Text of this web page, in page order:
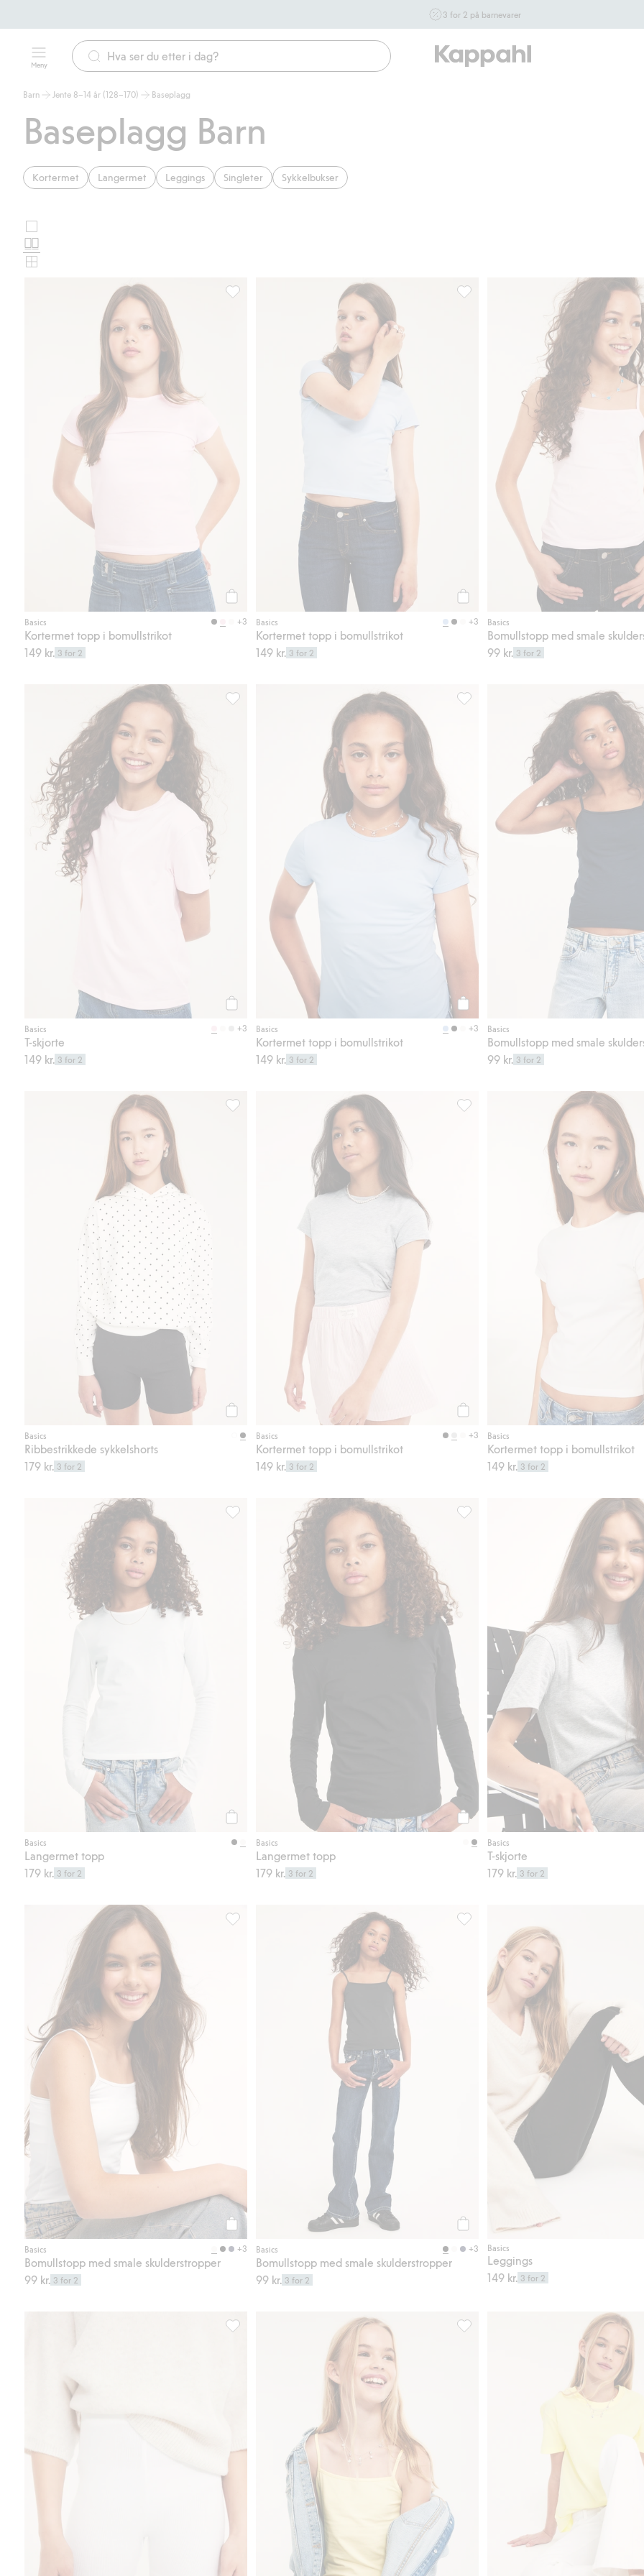
3 for 2 på barnevarer
inngår i tilbudet tom. 17/8 i butikk & online for deg som er
eller blir medlem. Kan ikke kombineres med andre tilbud
eller rabatter.
Meny
Barn Jente 8–14 år (128–170) Baseplagg
Baseplagg Barn
Kortermet Langermet Leggings Singleter Sykkelbukser
Velg
oppsett
produktkort
Basics +3
Kortermet topp i bomullstrikot
149 kr. 3 for 2
Kortermet topp i bomullstrikot, Legg til i favoriter
Basics +3
Kortermet topp i bomullstrikot
149 kr. 3 for 2
Kortermet topp i bomullstrikot, Legg til
Basics
Bomullstopp med smale
99 kr. 3 for 2
Basics +3
T-skjorte
149 kr. 3 for 2
T-skjorte, Legg til i favoriter
Legg til
Basics +3
Kortermet topp i bomullstrikot
149 kr. 3 for 2
Kortermet topp i bomullstrikot, Legg til
Basics
Bomullstopp med smale
99 kr. 3 for 2
Basics
Ribbestrikkede sykkelshorts
179 kr. 3 for 2
Ribbestrikkede sykkelshorts, Legg til i favoriter
Basics +3
Kortermet topp i bomullstrikot
149 kr. 3 for 2
Kortermet topp i bomullstrikot, Legg til
Basics
Kortermet topp i bomullstrikot
149 kr. 3 for 2
Basics
Langermet topp
179 kr. 3 for 2
Langermet topp, Legg til i favoriter
Legg til
Basics
Langermet topp
179 kr. 3 for 2
Langermet topp, Legg til i favoriter
Basics
T-skjorte
179 kr. 3 for 2
Legg til
Basics +3
Bomullstopp med smale skulderstropper
99 kr. 3 for 2
Bomullstopp med smale skulderstropper, Legg til i favoriter
Basics +3
Bomullstopp med smale skulderstropper
99 kr. 3 for 2
Bomullstopp med smale
Basics
Leggings
149 kr. 3 for 2
Ribbestrikkede sykkelshorts, Legg til i favoriter Bomullstopp med smale